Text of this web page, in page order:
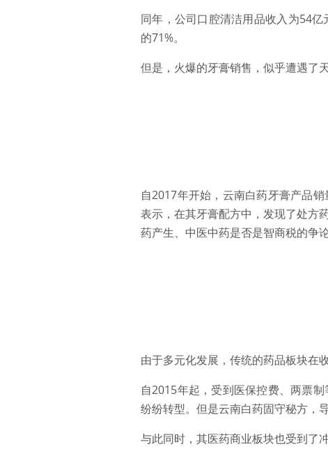
同年，公司口腔清洁用品收入为54
的71%。
但是，火爆的牙膏销售，似乎遭遇了天
自2017年开始，云南白药牙膏产品
表示，在其牙膏配方中，发现了处方
药产生、中医中药是否是智商税的争论
由于多元化发展，传统的药品板块在
自2015年起，受到医保控费、两票
纷纷转型。但是云南白药固守秘方，
与此同时，其医药商业板块也受到了冲